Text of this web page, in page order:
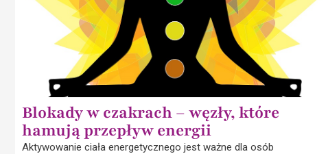
Blokady w czakrach – węzły, które
hamują przepływ energii
Aktywowanie ciała energetycznego jest ważne dla osób